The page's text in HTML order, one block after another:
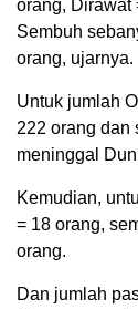
orang, Dirawat
Sembuh
orang, ujarnya.
Untuk jumlah
222 orang dan
meninggal
Kemudian,
= 18 orang,
orang.
Dan jumlah